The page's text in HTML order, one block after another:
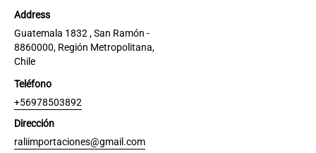
Address
Guatemala 1832 , San Ramón -
8860000, Región Metropolitana,
Chile
Teléfono
+56978503892
Dirección
raliimportaciones@gmail.com